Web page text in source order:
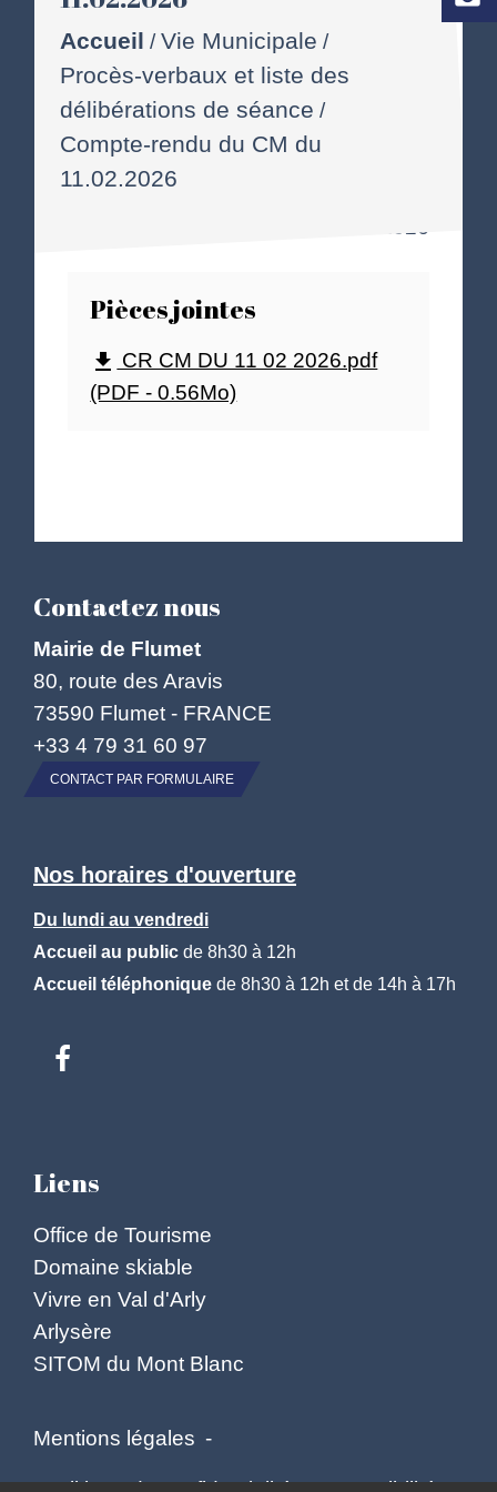
Accueil /Vie Municipale /
Procès-verbaux et liste des
délibérations de séance /
Compte-rendu du CM du
11.02.2026
30/03/2026
Pièces jointes
file_download CR CM DU 11 02 2026.pdf
(PDF - 0.56Mo)
Contactez nous
Mairie de Flumet
80, route des Aravis
73590 Flumet - FRANCE
+33 4 79 31 60 97
CONTACT PAR FORMULAIRE
Nos horaires d'ouverture
Du lundi au vendredi
Accueil au public de 8h30 à 12h
Accueil téléphonique de 8h30 à 12h et de 14h à 17h
Liens
Office de Tourisme
Domaine skiable
Vivre en Val d'Arly
Arlysère
SITOM du Mont Blanc
Mentions légales -